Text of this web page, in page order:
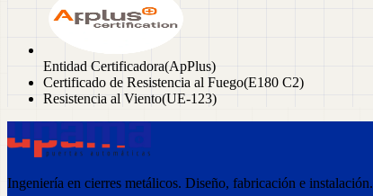
Entidad Certificadora(ApPlus)
Certificado de Resistencia al Fuego(E180 C2)
Resistencia al Viento(UE-123)
Ingeniería en cierres metálicos. Diseño, fabricación e instalación.